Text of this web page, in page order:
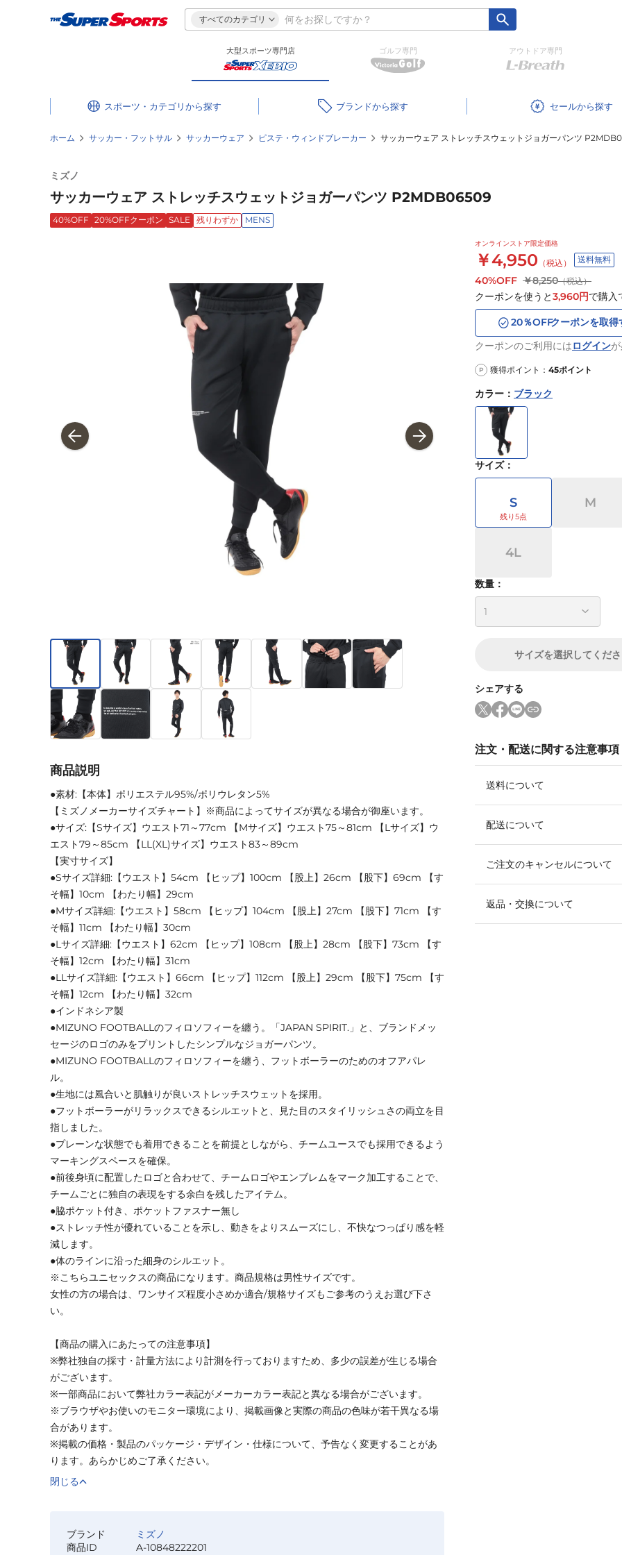
すべてのカテゴリ
大型スポーツ専門店 ゴルフ専門 アウトドア専門
スポーツ・カテゴリ ブランド セール
ホーム サッカー・フットサル サッカーウェア ピステ・ウィンドブレーカー サッカーウェア ストレッチスウェットジョガーパンツ
ミズノ
サッカーウェア ストレッチスウェットジョガーパンツ P2MDB06509
40%OFF 20%OFFクーポン SALE 残りわずか MENS
オンラインストア限定価格
￥4,950 （税込） 送料無料
40%OFF ￥8,250（税込）
クーポンを使うと3,960円で購入
20％OFFクーポンを取得
クーポンのご利用にはログイン
P 獲得ポイント： 45ポイント
カラー ： ブラック
サイズ：
S M
4L
数量：
サイズを選択してくだ
シェアする
注文・配送に関する注意事項
送料について
配送について
ご注文のキャンセルについて
返品・交換について
商品説明
●素材:【本体】ポリエステル95%/ポリウレタン5%
【ミズノメーカーサイズチャート】※商品によってサイズが異なる場合が御座います。
●サイズ:【Sサイズ】ウエスト71～77cm 【Mサイズ】ウエスト75～81cm 【Lサイズ】ウ
エスト79～85cm 【LL(XL)サイズ】ウエスト83～89cm
【実寸サイズ】
●Sサイズ詳細:【ウエスト】54cm 【ヒップ】100cm 【股上】26cm 【股下】69cm 【す
そ幅】10cm 【わたり幅】29cm
●Mサイズ詳細:【ウエスト】58cm 【ヒップ】104cm 【股上】27cm 【股下】71cm 【す
そ幅】11cm 【わたり幅】30cm
●Lサイズ詳細:【ウエスト】62cm 【ヒップ】108cm 【股上】28cm 【股下】73cm 【す
そ幅】12cm 【わたり幅】31cm
●LLサイズ詳細:【ウエスト】66cm 【ヒップ】112cm 【股上】29cm 【股下】75cm 【す
そ幅】12cm 【わたり幅】32cm
●インドネシア製
●MIZUNO FOOTBALLのフィロソフィーを纏う。「JAPAN SPIRIT.」と、ブランドメッ
セージのロゴのみをプリントしたシンプルなジョガーパンツ。
●MIZUNO FOOTBALLのフィロソフィーを纏う、フットボーラーのためのオフアパレ
ル。
●生地には風合いと肌触りが良いストレッチスウェットを採用。
●フットボーラーがリラックスできるシルエットと、見た目のスタイリッシュさの両立を目
指しました。
●プレーンな状態でも着用できることを前提としながら、チームユースでも採用できるよう
マーキングスペースを確保。
●前後身頃に配置したロゴと合わせて、チームロゴやエンブレムをマーク加工することで、
チームごとに独自の表現をする余白を残したアイテム。
●脇ポケット付き、ポケットファスナー無し
●ストレッチ性が優れていることを示し、動きをよりスムーズにし、不快なつっぱり感を軽
減します。
●体のラインに沿った細身のシルエット。
※こちらユニセックスの商品になります。商品規格は男性サイズです。
女性の方の場合は、ワンサイズ程度小さめか適合/規格サイズもご参考のうえお選び下さ
い。
【商品の購入にあたっての注意事項】
※弊社独自の採寸・計量方法により計測を行っておりますため、多少の誤差が生じる場合
がございます。
※一部商品において弊社カラー表記がメーカーカラー表記と異なる場合がございます。
※ブラウザやお使いのモニター環境により、掲載画像と実際の商品の色味が若干異なる場
合があります。
※掲載の価格・製品のパッケージ・デザイン・仕様について、予告なく変更することがあ
ります。あらかじめご了承ください。
閉じる
ブランド
ミズノ
商品ID
A-10848222201